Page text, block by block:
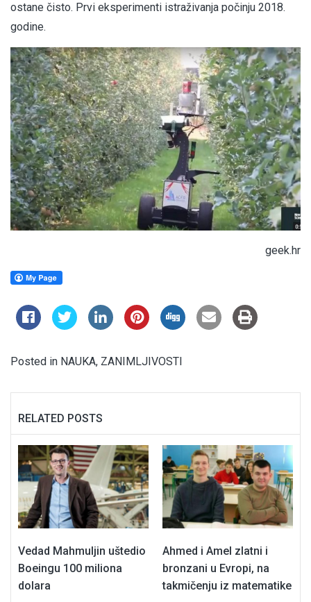
ostane čisto. Prvi eksperimenti istraživanja počinju 2018.
godine.
geek.hr
Posted in NAUKA, ZANIMLJIVOSTI
RELATED POSTS
Vedad Mahmuljin uštedio
Boeingu 100 miliona
dolara
Ahmed i Amel zlatni i
bronzani u Evropi, na
takmičenju iz matematike